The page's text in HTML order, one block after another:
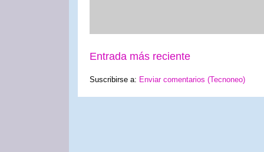
Entrada más reciente
Suscribirse a: Enviar comentarios (Tecnoneo)